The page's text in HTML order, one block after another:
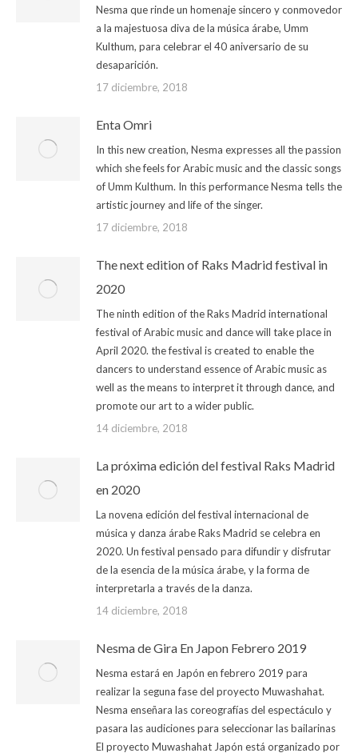
Nesma que rinde un homenaje sincero y conmovedor
a la majestuosa diva de la música árabe, Umm
Kulthum, para celebrar el 40 aniversario de su
desaparición.
17 diciembre, 2018
Enta Omri
In this new creation, Nesma expresses all the passion
which she feels for Arabic music and the classic songs
of Umm Kulthum. In this performance Nesma tells the
artistic journey and life of the singer.
17 diciembre, 2018
The next edition of Raks Madrid festival in
2020
The ninth edition of the Raks Madrid international
festival of Arabic music and dance will take place in
April 2020. the festival is created to enable the
dancers to understand essence of Arabic music as
well as the means to interpret it through dance, and
promote our art to a wider public.
14 diciembre, 2018
La próxima edición del festival Raks Madrid
en 2020
La novena edición del festival internacional de
música y danza árabe Raks Madrid se celebra en
2020. Un festival pensado para difundir y disfrutar
de la esencia de la música árabe, y la forma de
interpretarla a través de la danza.
14 diciembre, 2018
Nesma de Gira En Japon Febrero 2019
Nesma estará en Japón en febrero 2019 para
realizar la seguna fase del proyecto Muwashahat.
Nesma enseñara las coreografías del espectáculo y
pasara las audiciones para seleccionar las bailarinas
El proyecto Muwashahat Japón está organizado por